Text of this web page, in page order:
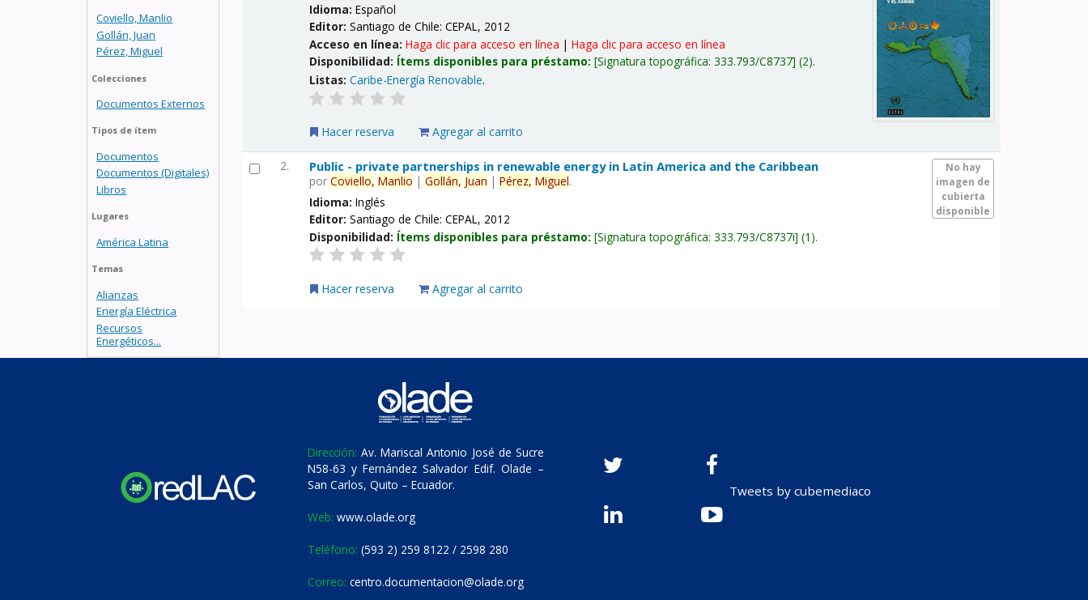
Coviello, Manlio
Gollán, Juan
Pérez, Miguel
Colecciones
Documentos Externos
Tipos de ítem
Documentos
Documentos (Digitales)
Libros
Lugares
América Latina
Temas
Alianzas
Energía Eléctrica
Recursos
Energéticos...
Idioma:Español
Editor:Santiago de Chile: CEPAL, 2012
Acceso en línea:Haga clic para acceso en línea |Haga clic para acceso en línea
Disponibilidad: Ítems disponibles para préstamo: Signatura topográfica:333.793/C8737 (2).
Listas: Caribe-Energía Renovable.
Hacer reserva Agregar al carrito
2.
No hay
imagen de
cubierta
disponible
Public - private partnerships in renewable energy in Latin America and the Caribbean
porCoviello, Manlio |Gollán, Juan |Pérez, Miguel.
Idioma:Inglés
Editor:Santiago de Chile: CEPAL, 2012
Disponibilidad: Ítems disponibles para préstamo: Signatura topográfica:333.793/C8737i (1).
Hacer reserva Agregar al carrito
Dirección: Av. Mariscal Antonio José de Sucre
N58-63 y Fernández Salvador Edif. Olade –
San Carlos, Quito – Ecuador.
Web: www.olade.org
Teléfono: (593 2) 259 8122 / 2598 280
Correo: centro.documentacion@olade.org
Tweets by cubemediaco